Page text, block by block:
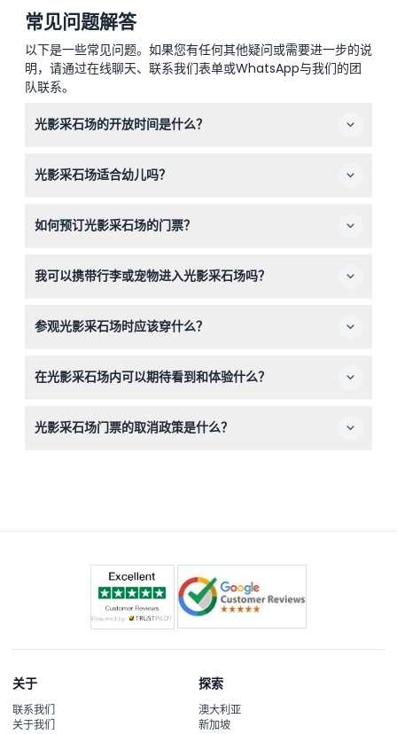
常见问题解答
以下是一些常见问题。如果您有任何其他疑问或需要进一步的说
明，请通过在线聊天、联系我们表单或WhatsApp与我们的团
队联系。
光影采石场的开放时间是什么？
上午9:00至晚上7:30。最后入场时间为闭馆前一小时。您
变动——请在预订时确认）。
光影采石场适合幼儿吗？
岁以下儿童或对光线敏感或癫痫患者参观。
如何预订光影采石场的门票？
可用的日期和时间，一旦预订，门票不可退款，且必须在所
我可以携带行李或宠物进入光影采石场吗？
除持有有效身份证明的服务动物外，宠物不允许入内。
参观光影采石场时应该穿什么？
保持舒适。
在光影采石场内可以期待看到和体验什么？
定斯基的作品会投影在巨大的采石场墙壁、地面和天花板
光影采石场门票的取消政策是什么？
关于
联系我们
关于我们
探索
澳大利亚
新加坡